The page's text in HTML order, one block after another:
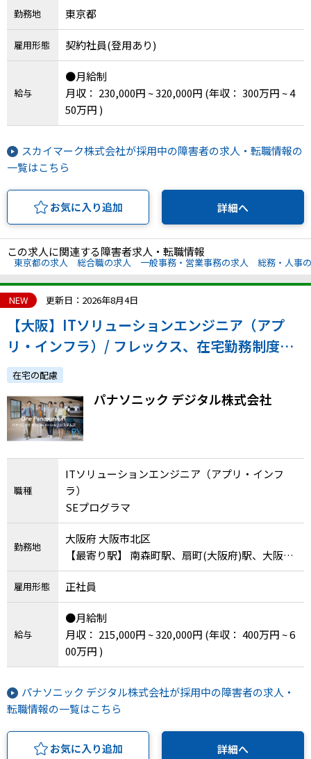
勤務地 東京都
雇用形態 契約社員(登用あり)
給与
●月給制
月収： 230,000円 ~ 320,000円 (年収： 300万円 ~ 4
50万円 )
スカイマーク株式会社が採用中の障害者の求人・転職情報の
一覧はこちら
お気に入り追加 詳細へ
この求人に関連する障害者求人・転職情報
東京都の求人 総合職の求人 一般事務・営業事務の求人 総務・人事
NEW 更新日：2026年8月4日
【大阪】ITソリューションエンジニア（アプ
リ・インフラ）/ フレックス、在宅勤務制度等
あり！柔軟に働くことができる環境がありま
す！
在宅の配慮
パナソニック デジタル株式会社
職種
ITソリューションエンジニア（アプリ・インフ
ラ）
SEプログラマ
勤務地
大阪府 大阪市北区
【最寄り駅】 南森町駅、扇町(大阪府)駅、大阪天
満宮駅
雇用形態 正社員
給与
●月給制
月収： 215,000円 ~ 320,000円 (年収： 400万円 ~ 6
00万円 )
パナソニック デジタル株式会社が採用中の障害者の求人・
転職情報の一覧はこちら
お気に入り追加 詳細へ